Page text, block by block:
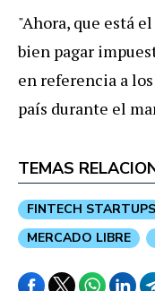
"Ahora, que está
bien pagar
en referencia a
país durante el
TEMAS
FINTECH STARTUPS
MERCADO LIBRE